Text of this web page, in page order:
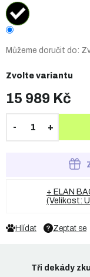
15 989 Kč
Zvolte variantu
Můžeme doručit do:
+ ELAN
(Velikost:
Zeptat se
Hlídat
Tři dekády